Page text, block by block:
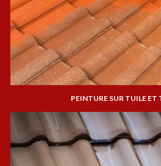
PEINTURE SUR TUILE ET